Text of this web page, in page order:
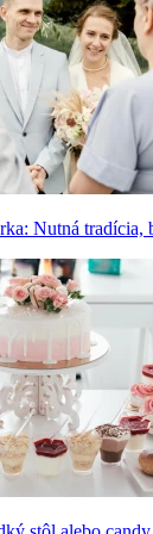
Nutná tradícia,